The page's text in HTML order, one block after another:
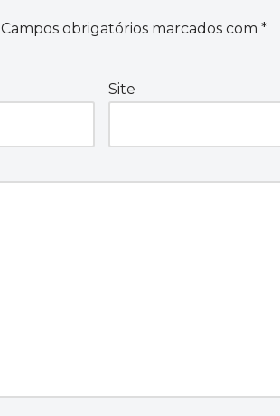
Campos obrigatórios marcados com *
Site